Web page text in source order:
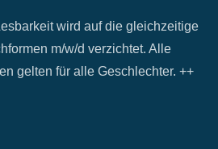
wird auf die gleichzeitige
m/w/d verzichtet. Alle
gelten für alle Geschlechter. ++